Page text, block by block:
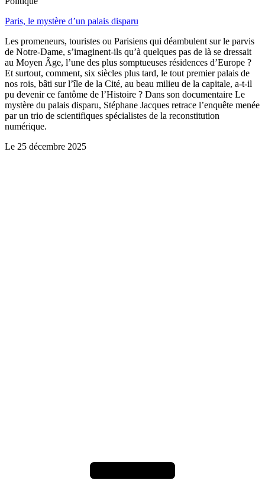
Paris, le mystère d’un palais disparu
Les promeneurs, touristes ou Parisiens qui déambulent sur le parvis
de Notre-Dame, s’imaginent-ils qu’à quelques pas de là se dressait
au Moyen Âge, l’une des plus somptueuses résidences d’Europe ?
Et surtout, comment, six siècles plus tard, le tout premier palais de
nos rois, bâti sur l’île de la Cité, au beau milieu de la capitale, a-t-il
pu devenir ce fantôme de l’Histoire ? Dans son documentaire Le
mystère du palais disparu, Stéphane Jacques retrace l’enquête menée
par un trio de scientifiques spécialistes de la reconstitution
numérique.
Le 25 décembre 2025